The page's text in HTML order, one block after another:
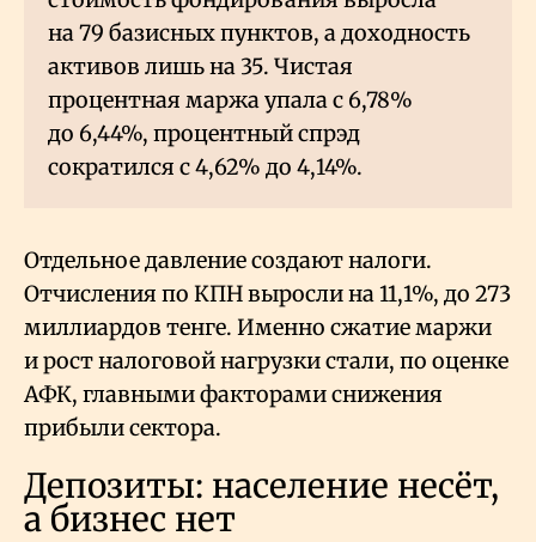
на 79 базисных пунктов, а доходность
активов лишь на 35. Чистая
процентная маржа упала с 6,78%
до 6,44%, процентный спрэд
сократился с 4,62% до 4,14%.
Отдельное давление создают налоги.
Отчисления по КПН выросли на 11,1%, до 273
миллиардов тенге. Именно сжатие маржи
и рост налоговой нагрузки стали, по оценке
АФК, главными факторами снижения
прибыли сектора.
Депозиты: население несёт,
а бизнес нет